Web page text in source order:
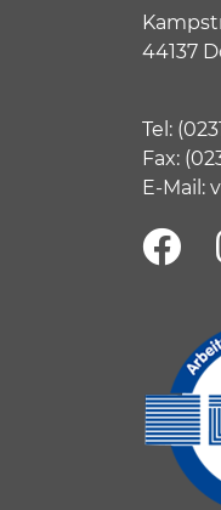
44137
Tel: (
Fax:
E-Mail: